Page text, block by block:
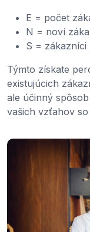
E = počet
N = noví
S = zákazníci
Týmto získate
existujúcich
ale účinný
vašich vzťahov